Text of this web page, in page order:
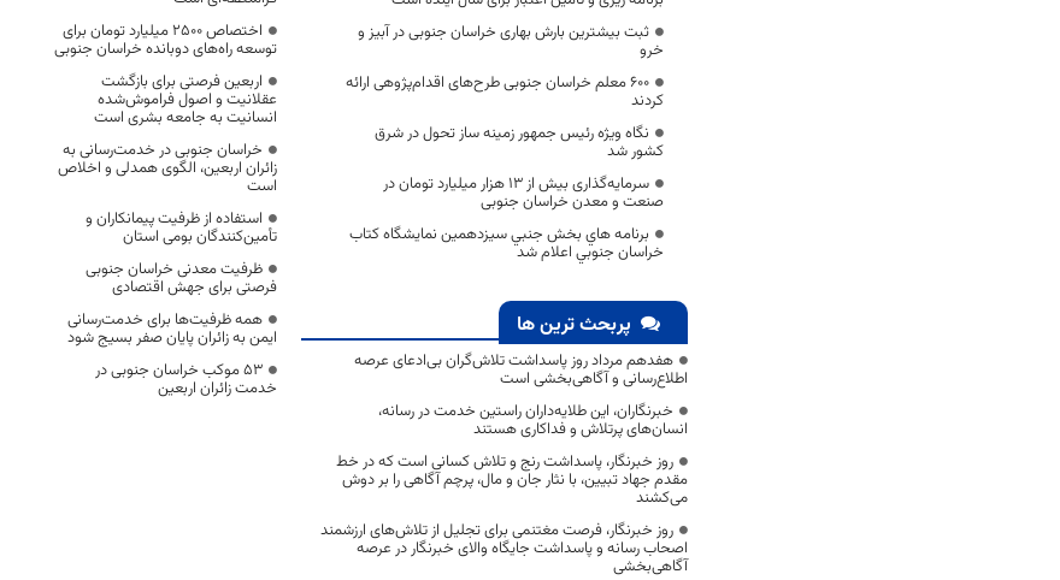
ثبت بیشترین بارش بهاری خراسان جنوبی در آبیز و
خرو
600 معلم خراسان جنوبی طرح‌های اقدام‌پژوهی ارائه
کردند
نگاه ویژه رئیس جمهور زمینه ساز تحول در شرق
کشور شد
سرمایه‌گذاری بیش از ۱۳ هزار میلیارد تومان در
صنعت و معدن خراسان جنوبی
برنامه هاي بخش جنبي سيزدهمين نمايشگاه كتاب
خراسان جنوبي اعلام شد
پربحث ترین ها
هفدهم مرداد روز پاسداشت تلاش‌گران بی‌ادعای عرصه
اطلاع‌رسانی و آگاهی‌بخشی است
خبرنگاران، این طلایه‌داران راستین خدمت در رسانه،
انسان‌های پرتلاش و فداکاری هستند
روز خبرنگار، پاسداشت رنج و تلاش کسانی است که در خط
مقدم جهاد تبیین، با نثار جان و مال، پرچم آگاهی را بر دوش
می‌کشند
روز خبرنگار، فرصت مغتنمی برای تجلیل از تلاش‌های ارزشمند
اصحاب رسانه و پاسداشت جایگاه والای خبرنگار در عرصه
آگاهی‌بخشی
اختصاص 2500 میلیارد تومان برای
توسعه راه‌های دوبانده خراسان جنوبی
اربعین فرصتی برای بازگشت
عقلانیت و اصول فراموش‌شده
انسانیت به جامعه بشری است
خراسان جنوبی در خدمت‌رسانی به
زائران اربعین، الگوی همدلی و اخلاص
است
استفاده از ظرفیت پیمانکاران و
تأمین‌کنندگان بومی استان
ظرفیت معدنی خراسان جنوبی
فرصتی برای جهش اقتصادی
همه ظرفیت‌ها برای خدمت‌رسانی
ایمن به زائران پایان صفر بسیج شود
53 موکب خراسان جنوبی در
خدمت زائران اربعین